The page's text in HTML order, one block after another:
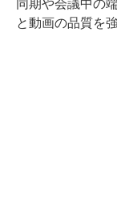
同期や会議中の
と動画の品質を